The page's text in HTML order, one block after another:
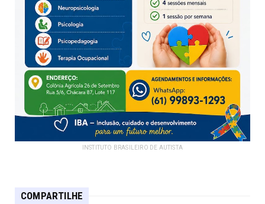
INSTITUTO BRASILEIRO DE AUTISTA
COMPARTILHE